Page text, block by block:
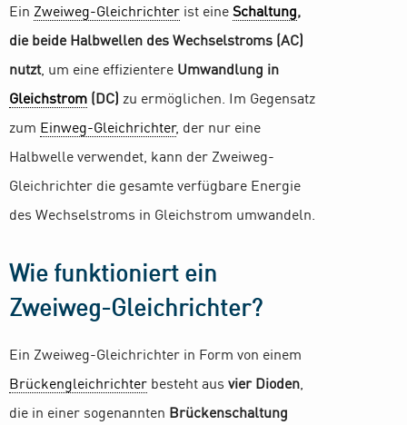
Ein Zweiweg-Gleichrichter ist eine Schaltung,
die beide Halbwellen des Wechselstroms (AC)
nutzt, um eine effizientere Umwandlung in
Gleichstrom (DC) zu ermöglichen. Im Gegensatz
zum Einweg-Gleichrichter, der nur eine
Halbwelle verwendet, kann der Zweiweg-
Gleichrichter die gesamte verfügbare Energie
des Wechselstroms in Gleichstrom umwandeln.
Wie funktioniert ein
Zweiweg-Gleichrichter?
Ein Zweiweg-Gleichrichter in Form von einem
Brückengleichrichter besteht aus vier Dioden,
die in einer sogenannten Brückenschaltung